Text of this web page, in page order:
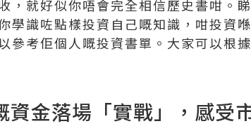
，就好似你唔會完全相信歷史書咁。
學識咗點樣投資自己嘅知識，咁投資
參考佢個人嘅投資書單。大家可以根
金落場「實戰」，感受